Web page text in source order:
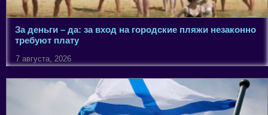
За деньги – да: за вход на городские пляжи незаконно
требуют плату
7 августа, 2026